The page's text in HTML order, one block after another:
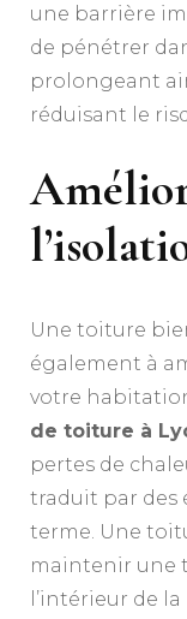
une barrière
de pénétrer
prolongeant
réduisant le
Une toiture
également à
votre
de toiture à
pertes de
traduit par des
terme. Une
maintenir une
l’intérieur de